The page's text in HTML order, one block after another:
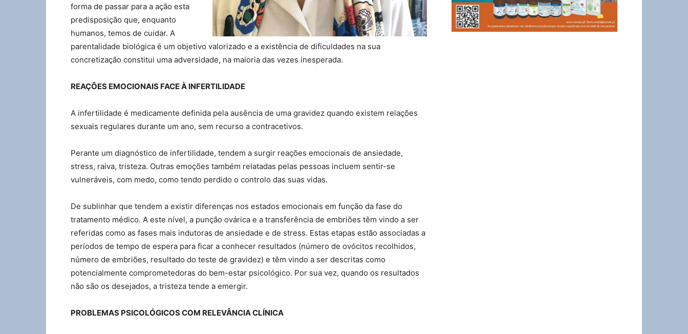
forma de passar para a ação esta
predisposição que, enquanto
humanos, temos de cuidar. A
parentalidade biológica é um objetivo valorizado e a existência de dificuldades na sua
concretização constitui uma adversidade, na maioria das vezes inesperada.
REAÇÕES EMOCIONAIS FACE À INFERTILIDADE
A infertilidade é medicamente definida pela ausência de uma gravidez quando existem relações
sexuais regulares durante um ano, sem recurso a contracetivos.
Perante um diagnóstico de infertilidade, tendem a surgir reações emocionais de ansiedade,
stress, raiva, tristeza. Outras emoções também relatadas pelas pessoas incluem sentir-se
vulneráveis, com medo, como tendo perdido o controlo das suas vidas.
De sublinhar que tendem a existir diferenças nos estados emocionais em função da fase do
tratamento médico. A este nível, a punção ovárica e a transferência de embriões têm vindo a ser
referidas como as fases mais indutoras de ansiedade e de stress. Estas etapas estão associadas a
períodos de tempo de espera para ficar a conhecer resultados (número de ovócitos recolhidos,
número de embriões, resultado do teste de gravidez) e têm vindo a ser descritas como
potencialmente comprometedoras do bem-estar psicológico. Por sua vez, quando os resultados
não são os desejados, a tristeza tende a emergir.
PROBLEMAS PSICOLÓGICOS COM RELEVÂNCIA CLÍNICA